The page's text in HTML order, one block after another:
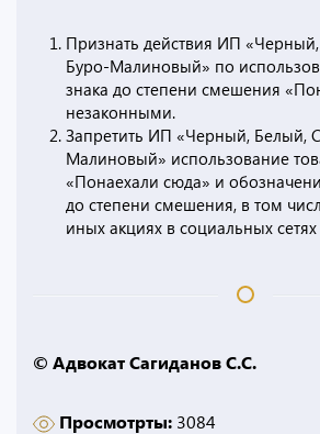
Признать действия ИП
Буро-Малиновый» по
знака до степени смешения
незаконными.
Запретить ИП «Черный, Белый,
Малиновый» использование
«Понаехали сюда» и
до степени смешения, в том
иных акциях в социальных сетях
© Адвокат Сагиданов С.С.
Просмотрты: 3084